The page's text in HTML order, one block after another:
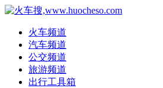
火车频道
汽车频道
公交频道
旅游频道
出行工具箱